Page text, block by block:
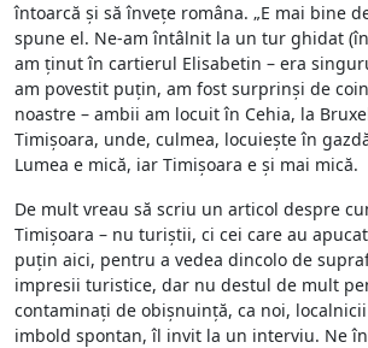
întoarcă și să învețe româna. „E mai bine
spune el. Ne-am întâlnit la un tur ghidat
am ținut în cartierul Elisabetin – era
am povestit puțin, am fost surprinși de
noastre – ambii am locuit în Cehia, la
Timișoara, unde, culmea, locuiește în
Lumea e mică, iar Timișoara e și mai mică.
De mult vreau să scriu un articol despre
Timișoara – nu turiștii, ci cei care au
puțin aici, pentru a vedea dincolo de
impresii turistice, dar nu destul de mult
contaminați de obișnuință, ca noi,
imbold spontan, îl invit la un interviu. Ne